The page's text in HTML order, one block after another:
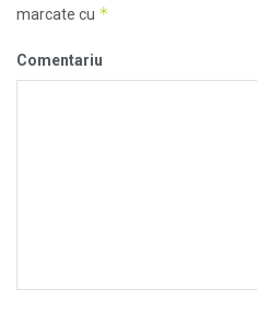
marcate cu *
Comentariu